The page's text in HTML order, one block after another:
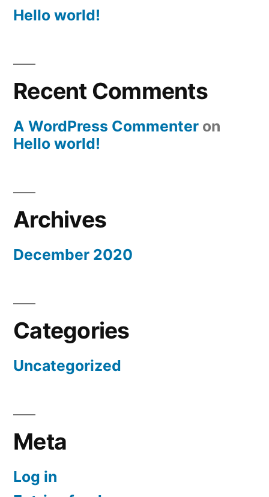
Hello world!
Recent Comments
A WordPress Commenter on
Hello world!
Archives
December 2020
Categories
Uncategorized
Meta
Log in